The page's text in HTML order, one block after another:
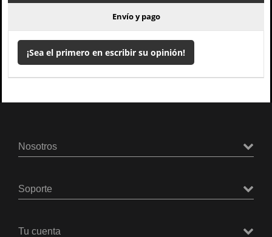
Envío y pago
¡Sea el primero en escribir su opinión!
Nosotros
Soporte
Tu cuenta